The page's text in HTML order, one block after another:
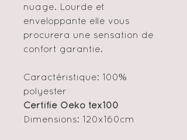
nuage. Lourde et
enveloppante elle vous
procurera une sensation de
confort garantie.
Caractéristique: 100%
polyester
Certifié Oeko tex100
Dimensions: 120x160cm